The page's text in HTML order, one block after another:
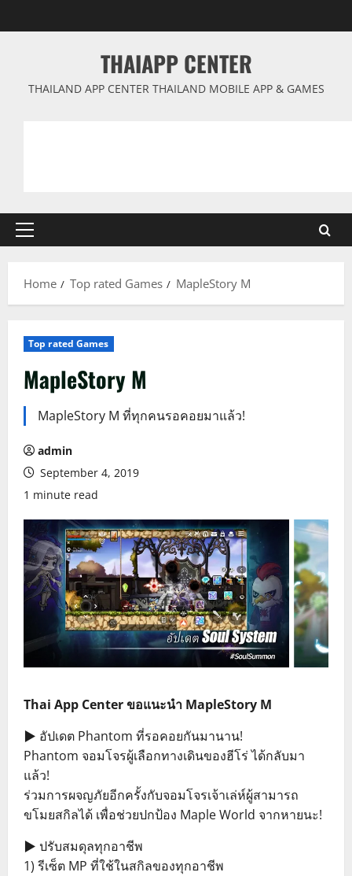
to
THAIAPP CENTER
THAILAND APP CENTER THAILAND MOBILE APP & GAMES
Primary
Home
Top rated Games MapleStory M
Top rated Games
MapleStory M
MapleStory M ที่ทุกคนรอคอยมาแล้ว!
admin
September 4, 2019
1 minute read
Thai App Center ขอแนะนำ MapleStory M
▶ อัปเดต Phantom ที่รอคอยกันมานาน!
Phantom จอมโจรผู้เลือกทางเดินของฮีโร่ ได้กลับมา
แล้ว!
ร่วมการผจญภัยอีกครั้งกับจอมโจรเจ้าเล่ห์ผู้สามารถ
ขโมยสกิลได้ เพื่อช่วยปกป้อง Maple World จากหายนะ!
▶ ปรับสมดุลทุกอาชีพ
1) รีเซ็ต MP ที่ใช้ในสกิลของทุกอาชีพ